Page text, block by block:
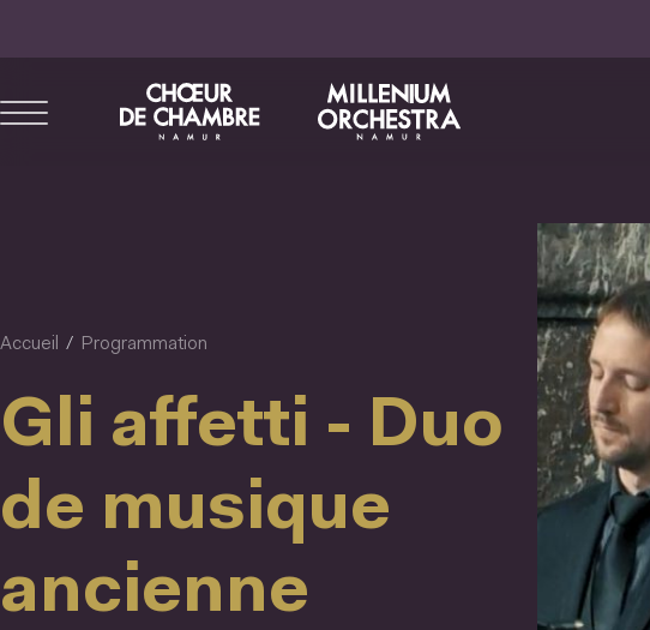
principal
Accueil Programmation
Gli affetti - Duo
de musique
ancienne